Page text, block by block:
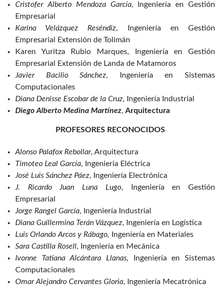
Cristofer Alberto Mendoza García, Ingeniería en Gestión
Empresarial
Karina Velázquez Reséndiz, Ingeniería en Gestión
Empresarial Extensión de Tolimán
Karen Yuritza Rubio Marques, Ingeniería en Gestión
Empresarial Extensión de Landa de Matamoros
Javier Bacilio Sánchez, Ingeniería en Sistemas
Computacionales
Diana Denisse Escobar de la Cruz, Ingeniería Industrial
Diego Alberto Medina Martínez, Arquitectura
PROFESORES RECONOCIDOS
Alonso Palafox Rebollar, Arquitectura
Timoteo Leal García, Ingeniería Eléctrica
José Luis Sánchez Páez, Ingeniería Electrónica
J. Ricardo Juan Luna Lugo, Ingeniería en Gestión
Empresarial
Jorge Rangel García, Ingeniería Industrial
Diana Guillermina Terán Vázquez, Ingeniería en Logística
Luis Orlando Arcos y Rábago, Ingeniería en Materiales
Sara Castilla Rosell, Ingeniería en Mecánica
Ivonne Tatiana Alcántara Llanas, Ingeniería en Sistemas
Computacionales
Omar Alejandro Cervantes Gloria, Ingeniería Mecatrónica